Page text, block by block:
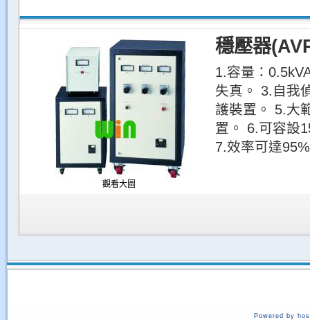
觀看大圖
穩壓器
1.容量：
失真。 3.自我
護裝置。 5.大
置。 6.可容設
7.效率可達
Powered by